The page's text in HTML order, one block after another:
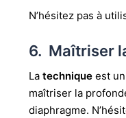
N’hésitez pas à
6. Maîtriser
La technique est
maîtriser la
diaphragme.